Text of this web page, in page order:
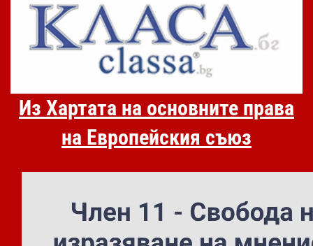
Из Хартата на основните права
на Европейския съюз